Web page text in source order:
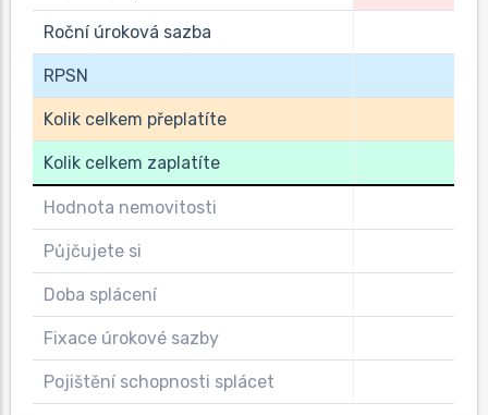
Roční úroková sazba
RPSN
Kolik celkem přeplatíte
Kolik celkem zaplatíte
Hodnota nemovitosti
Půjčujete si
Doba splácení
Fixace úrokové sazby
Pojištění schopnosti splácet